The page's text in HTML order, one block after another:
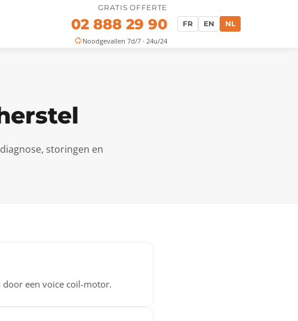
GRATIS OFFERTE
02 888 29 90
Noodgevallen 7d/7 · 24u/24
FR EN NL
storingen en
door een voice coil-motor.